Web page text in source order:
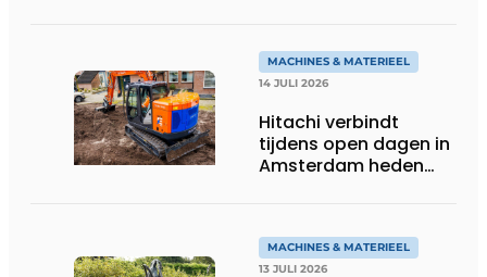
MACHINES & MATERIEEL
14 JULI 2026
Hitachi verbindt
tijdens open dagen in
Amsterdam heden
MACHINES & MATERIEEL
13 JULI 2026